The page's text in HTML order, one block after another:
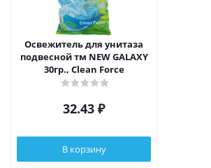
Освежитель для унитаза
подвесной тм NEW GALAXY
30гр., Clean Force
32.43 ₽
В корзину